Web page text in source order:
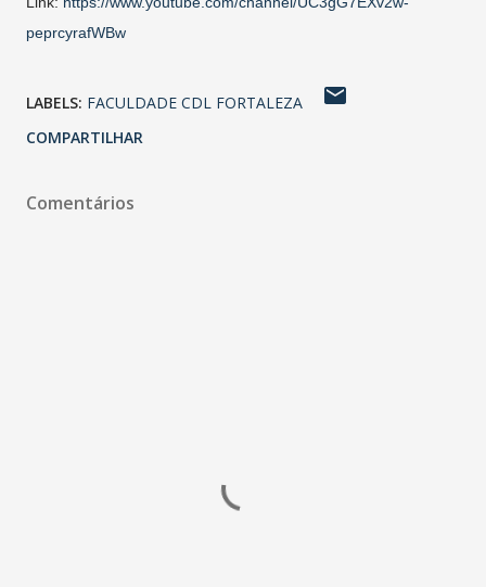
peprcyrafWBw
LABELS: FACULDADE CDL FORTALEZA
COMPARTILHAR
Comentários